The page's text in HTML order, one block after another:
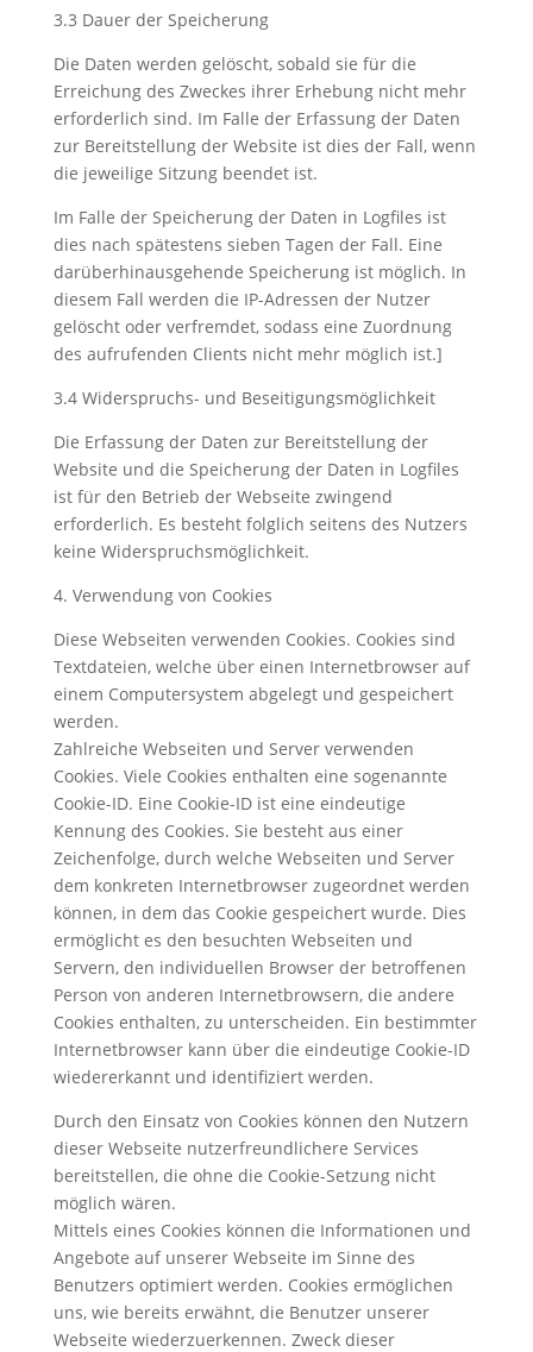
3.3 Dauer der Speicherung
Die Daten werden gelöscht, sobald sie für die
Erreichung des Zweckes ihrer Erhebung nicht mehr
erforderlich sind. Im Falle der Erfassung der Daten
zur Bereitstellung der Website ist dies der Fall, wenn
die jeweilige Sitzung beendet ist.
Im Falle der Speicherung der Daten in Logfiles ist
dies nach spätestens sieben Tagen der Fall. Eine
darüberhinausgehende Speicherung ist möglich. In
diesem Fall werden die IP-Adressen der Nutzer
gelöscht oder verfremdet, sodass eine Zuordnung
des aufrufenden Clients nicht mehr möglich ist.]
3.4 Widerspruchs- und Beseitigungsmöglichkeit
Die Erfassung der Daten zur Bereitstellung der
Website und die Speicherung der Daten in Logfiles
ist für den Betrieb der Webseite zwingend
erforderlich. Es besteht folglich seitens des Nutzers
keine Widerspruchsmöglichkeit.
4. Verwendung von Cookies
Diese Webseiten verwenden Cookies. Cookies sind
Textdateien, welche über einen Internetbrowser auf
einem Computersystem abgelegt und gespeichert
werden.
Zahlreiche Webseiten und Server verwenden
Cookies. Viele Cookies enthalten eine sogenannte
Cookie-ID. Eine Cookie-ID ist eine eindeutige
Kennung des Cookies. Sie besteht aus einer
Zeichenfolge, durch welche Webseiten und Server
dem konkreten Internetbrowser zugeordnet werden
können, in dem das Cookie gespeichert wurde. Dies
ermöglicht es den besuchten Webseiten und
Servern, den individuellen Browser der betroffenen
Person von anderen Internetbrowsern, die andere
Cookies enthalten, zu unterscheiden. Ein bestimmter
Internetbrowser kann über die eindeutige Cookie-ID
wiedererkannt und identifiziert werden.
Durch den Einsatz von Cookies können den Nutzern
dieser Webseite nutzerfreundlichere Services
bereitstellen, die ohne die Cookie-Setzung nicht
möglich wären.
Mittels eines Cookies können die Informationen und
Angebote auf unserer Webseite im Sinne des
Benutzers optimiert werden. Cookies ermöglichen
uns, wie bereits erwähnt, die Benutzer unserer
Webseite wiederzuerkennen. Zweck dieser